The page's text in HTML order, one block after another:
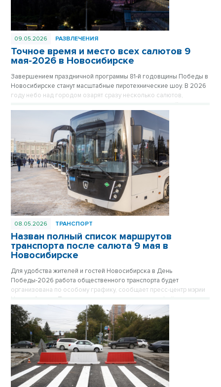
09.05.2026 РАЗВЛЕЧЕНИЯ
Точное время и место всех салютов 9
мая-2026 в Новосибирске
Завершением праздничной программы 81-й годовщины Победы в
Новосибирске станут масштабные пиротехнические шоу. В 2026
году небо над городом озарят сразу несколько салютов,
мегаполиса, чтобы жители могли встретить праздник рядом с
08.05.2026 ТРАНСПОРТ
Назван полный список маршрутов
транспорта после салюта 9 мая в
Новосибирске
Для удобства жителей и гостей Новосибирска в День
Победы-2026 работа общественного транспорта будет
организована по особому графику, сообщает пресс-центр мэрии
Новосибирска. После завершения праздничного фейерверка в
22.00 в ключевых точках города будут сформированы колонны
автобусов, троллейбусов и трамваев, которые развезут
пассажиров в отдаленные микрорайоны. Отправление транспорта
будет осуществляться по мере наполняемости салонов.